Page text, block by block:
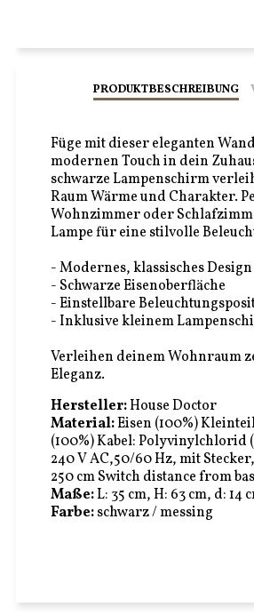
PRODUKTBESCHREIBUNG
Füge mit dieser eleganten
modernen Touch in dein
schwarze Lampenschirm
Raum Wärme und Charakter.
Wohnzimmer oder
Lampe für eine stilvolle
- Modernes, klassisches Design
- Schwarze Eisenoberfläche
- Einstellbare
- Inklusive kleinem
Verleihen deinem Wohnraum
Eleganz.
Hersteller:House Doctor
Material:Eisen (100%)
(100%) Kabel: Polyvinylchlorid
240 V AC,50/60 Hz, mit
250 cm Switch distance from
Maße:L: 35 cm, H: 63 cm, d: 14
Farbe:schwarz / messing